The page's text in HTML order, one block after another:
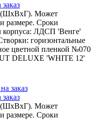
(ШхВхГ). Может
размере. Сроки
ЛДСП 'Венге'
горизонтальные
цветной пленкой №070
DELUXE 'WHITE 12'
(ШхВхГ). Может
размере. Сроки